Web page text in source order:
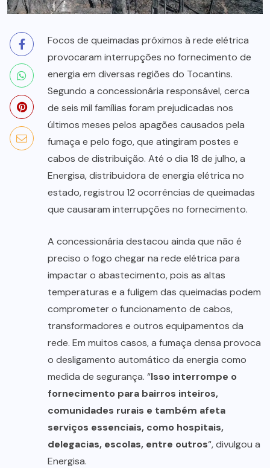
Focos de queimadas próximos à rede elétrica
provocaram interrupções no fornecimento de
energia em diversas regiões do Tocantins.
Segundo a concessionária responsável, cerca
de seis mil famílias foram prejudicadas nos
últimos meses pelos apagões causados pela
fumaça e pelo fogo, que atingiram postes e
cabos de distribuição. Até o dia 18 de julho, a
Energisa, distribuidora de energia elétrica no
estado, registrou 12 ocorrências de queimadas
que causaram interrupções no fornecimento.
A concessionária destacou ainda que não é
preciso o fogo chegar na rede elétrica para
impactar o abastecimento, pois as altas
temperaturas e a fuligem das queimadas podem
comprometer o funcionamento de cabos,
transformadores e outros equipamentos da
rede. Em muitos casos, a fumaça densa provoca
o desligamento automático da energia como
medida de segurança. “Isso interrompe o
fornecimento para bairros inteiros,
comunidades rurais e também afeta
serviços essenciais, como hospitais,
delegacias, escolas, entre outros“, divulgou a
Energisa.